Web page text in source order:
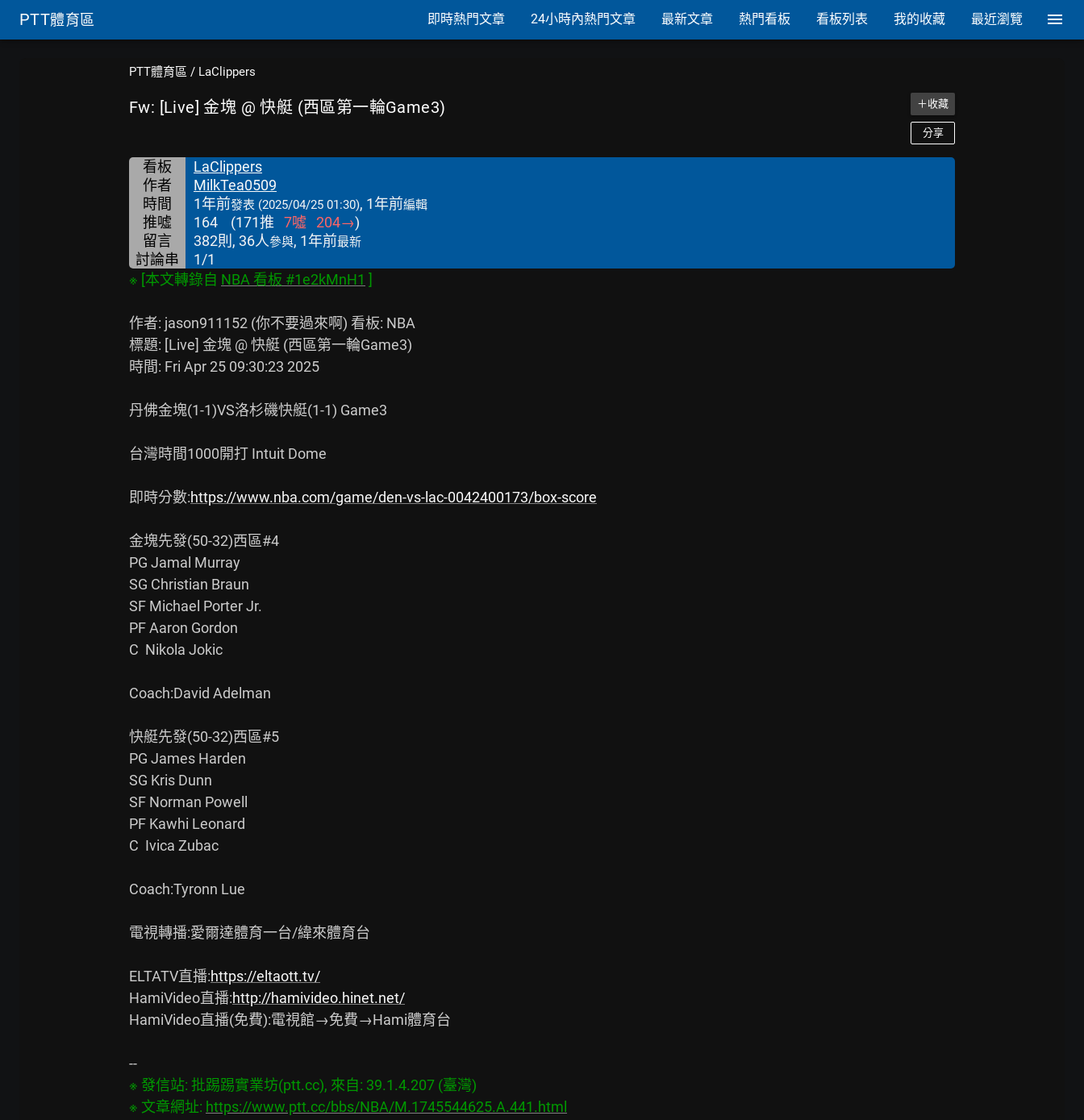
PTT體育區 即時熱門文章 24小時內熱門文章 最新文章 熱門看板 看板列表 我的收藏 最近瀏覽
PTT體育區 / LaClippers
Fw: [Live] 金塊 @ 快艇 (西區第一輪Game3) ＋收藏
分享
看板
LaClippers
作者
MilkTea0509
時間
1年前發表 (2025/04/25 01:30), 1年前編輯
推噓 164 (171推 7噓 204→)
留言
382則, 36人參與, 1年前最新
討論串
1/1
※ [本文轉錄自 NBA 看板 #1e2kMnH1
作者: jason911152 (你不要過來啊) 看板: NBA
標題: [Live] 金塊 @ 快艇 (西區第一輪Game3)
時間: Fri Apr 25 09:30:23 2025
丹佛金塊(1-1)VS洛杉磯快艇(1-1) Game3
台灣時間1000開打 Intuit Dome
即時分數:https://www.nba.com/game/den-vs-lac-0042400173/box-score
金塊先發(50-32)西區#4
PG Jamal Murray
SG Christian Braun
SF Michael Porter Jr.
PF Aaron Gordon
C  Nikola Jokic
Coach:David Adelman
快艇先發(50-32)西區#5
PG James Harden
SG Kris Dunn
SF Norman Powell
PF Kawhi Leonard
C  Ivica Zubac
Coach:Tyronn Lue
電視轉播:愛爾達體育一台/緯來體育台
ELTATV直播:https://eltaott.tv/
HamiVideo直播:http://hamivideo.hinet.net/
HamiVideo直播(免費):電視館→免費→Hami體育台
※ 發信站: 批踢踢實業坊(ptt.cc), 來自: 39.1.4.207 (臺灣)
※ 文章網址: https://www.ptt.cc/bbs/NBA/M.1745544625.A.441.html